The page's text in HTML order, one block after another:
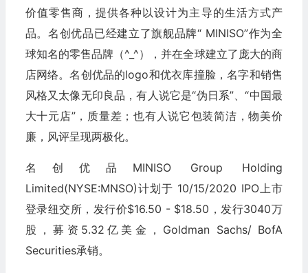
价值零售商，提供各种以设计为主导的生活方式产
品。名创优品已经建立了旗舰品牌“ MINISO”作为全
球知名的零售品牌（^_^），并在全球建立了庞大的商
店网络。名创优品的logo和优衣库撞脸，名字和销售
风格又太像无印良品，有人说它是“伪日系”、“中国最
大十元店”，质量差；也有人说它包装简洁，物美价
廉，风评呈现两极化。
名创优品MINISO Group Holding
Limited(NYSE:MNSO)计划于 10/15/2020 IPO上市
登录纽交所，发行价$16.50 - $18.50，发行3040万
股，募资5.32亿美金，Goldman Sachs/ BofA
Securities承销。